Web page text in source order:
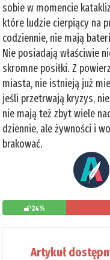
sobie w momencie
które ludzie cierpiący na
codziennie, nie mają
Nie posiadają właściwie
skromne posiłki. Z
miasta, nie istnieją już
jeśli przetrwają kryzys,
nie mają też zbyt wiele
dziennie, ale żywności i
brakować.
24%
Artykuł